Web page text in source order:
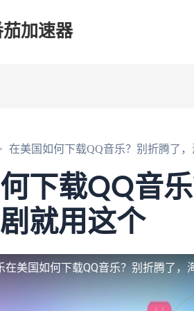
茄加速器
在美国如何下载QQ音乐？别折腾了
下载QQ音
就用这个
在美国如何下载QQ音乐？别折腾了，